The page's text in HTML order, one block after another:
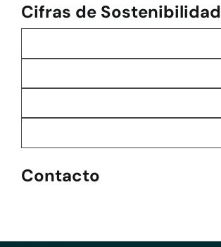
Cifras de Sostenibilidad
Contacto